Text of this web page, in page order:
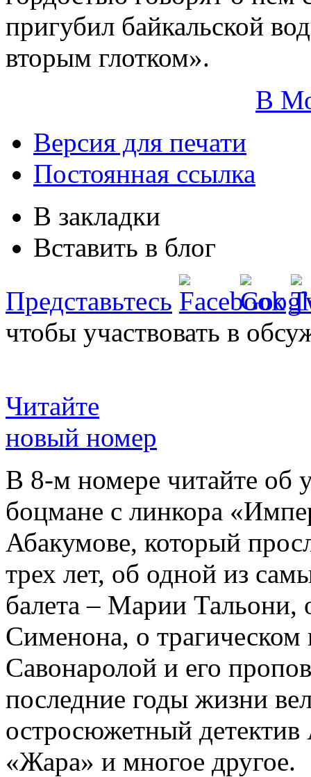
пригубил байкальской
вторым глотком».
В
Версия для печати
Постоянная ссылка
В закладки
Вставить в блог
Представьтесь
чтобы участвовать в
Читайте
новый номер
В 8-м номере читайте об
боцмане с линкора
Абакумове, который
трех лет, об одной из
балета – Марии
Сименона, о трагическом
Савонаролой и его
последние годы жизни
остросюжетный детектив
«Жара» и многое другое.